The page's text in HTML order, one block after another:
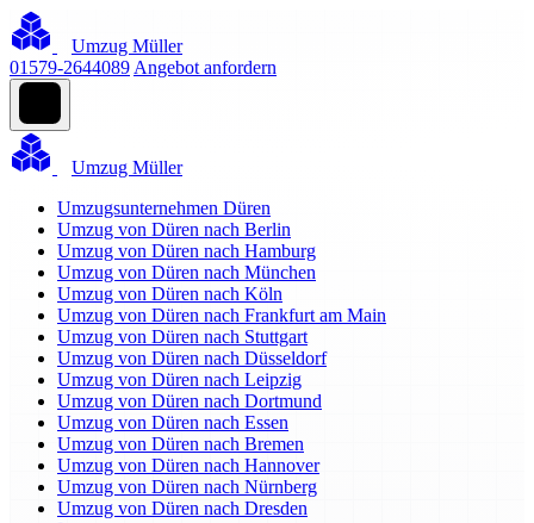
Umzug Müller
01579-2644089 Angebot anfordern
Umzug Müller
Umzugsunternehmen Düren
Umzug von Düren nach Berlin
Umzug von Düren nach Hamburg
Umzug von Düren nach München
Umzug von Düren nach Köln
Umzug von Düren nach Frankfurt am Main
Umzug von Düren nach Stuttgart
Umzug von Düren nach Düsseldorf
Umzug von Düren nach Leipzig
Umzug von Düren nach Dortmund
Umzug von Düren nach Essen
Umzug von Düren nach Bremen
Umzug von Düren nach Hannover
Umzug von Düren nach Nürnberg
Umzug von Düren nach Dresden